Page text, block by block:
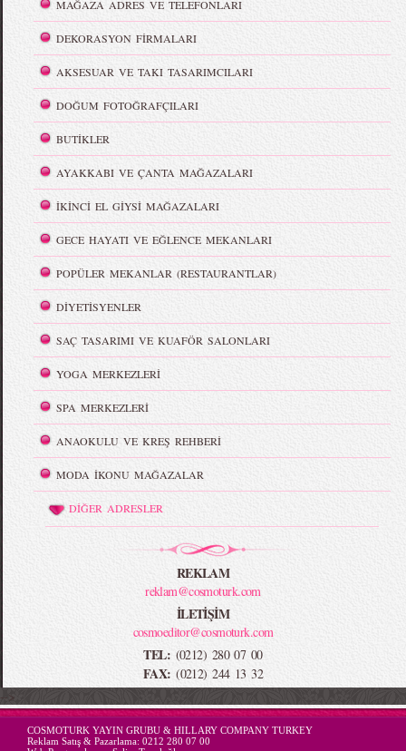
MAĞAZA ADRES VE TELEFONLARI
DEKORASYON FİRMALARI
AKSESUAR VE TAKI TASARIMCILARI
DOĞUM FOTOĞRAFÇILARI
BUTİKLER
AYAKKABI VE ÇANTA MAĞAZALARI
İKİNCİ EL GİYSİ MAĞAZALARI
GECE HAYATI VE EĞLENCE MEKANLARI
POPÜLER MEKANLAR (RESTAURANTLAR)
DİYETİSYENLER
SAÇ TASARIMI VE KUAFÖR SALONLARI
YOGA MERKEZLERİ
SPA MERKEZLERİ
ANAOKULU VE KREŞ REHBERİ
MODA İKONU MAĞAZALAR
DİĞER ADRESLER
REKLAM
reklam@cosmoturk.com
İLETİŞİM
cosmoeditor@cosmoturk.com
TEL: (0212) 280 07 00
FAX: (0212) 244 13 32
-->
COSMOTURK YAYIN GRUBU & HILLARY COMPANY TURKEY
Reklam Satış & Pazarlama: 0212 280 07 00